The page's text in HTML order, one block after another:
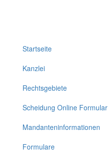
Startseite
Kanzlei
Rechtsgebiete
Scheidung Online Formular
Mandanteninformationen
Formulare